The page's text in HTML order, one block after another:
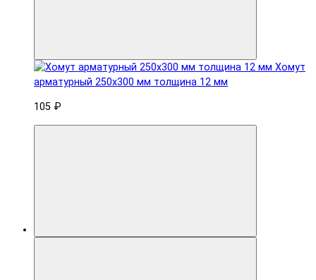
Хомут
арматурный 250x300 мм толщина 12 мм
105 ₽